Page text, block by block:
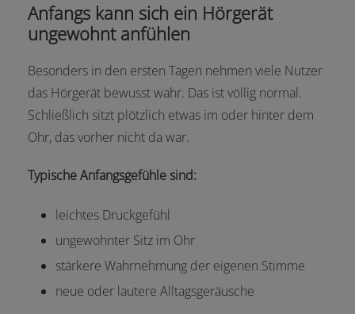
Anfangs kann sich ein Hörgerät
ungewohnt anfühlen
Besonders in den ersten Tagen nehmen viele Nutzer
das Hörgerät bewusst wahr. Das ist völlig normal.
Schließlich sitzt plötzlich etwas im oder hinter dem
Ohr, das vorher nicht da war.
Typische Anfangsgefühle sind:
leichtes Druckgefühl
ungewohnter Sitz im Ohr
stärkere Wahrnehmung der eigenen Stimme
neue oder lautere Alltagsgeräusche